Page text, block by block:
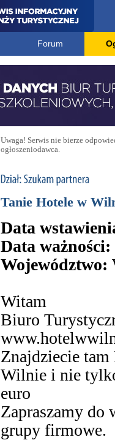
Forum
Uwaga! Serwis nie bierze
ogłoszeniodawca.
Tanie Hotele w
Data
Data ważności:
Województwo:
Witam
Biuro
Znajdziecie
Wilnie i nie
euro
Zapraszamy do
grupy firmowe.